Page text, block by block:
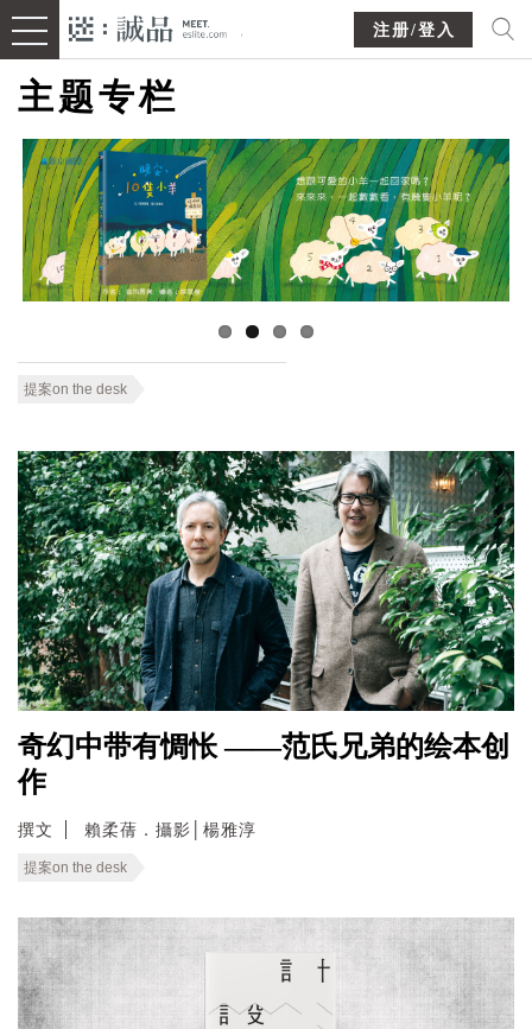
注册/登入
主题专栏
提案on the desk
奇幻中带有惆怅 ——范氏兄弟的绘本创
作
撰文 賴柔蒨．攝影│楊雅淳
提案on the desk